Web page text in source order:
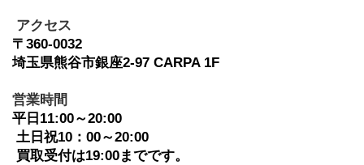
アクセス
〒360-0032
埼玉県熊谷市銀座2-97 CARPA 1F
﻿営業時間
平日11:00～20:00
土日祝10：00～20:00
買取受付は19:00までです。